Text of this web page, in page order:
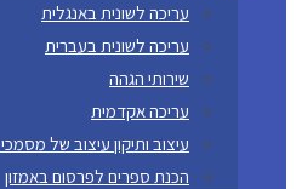
עריכה לשונית באנגלית
עריכה לשונית בעברית
שירותי הגהה
עריכה אקדמית
עיצוב ותיקון עיצוב של מסמכי Word
הכנת ספרים לפרסום באמזון